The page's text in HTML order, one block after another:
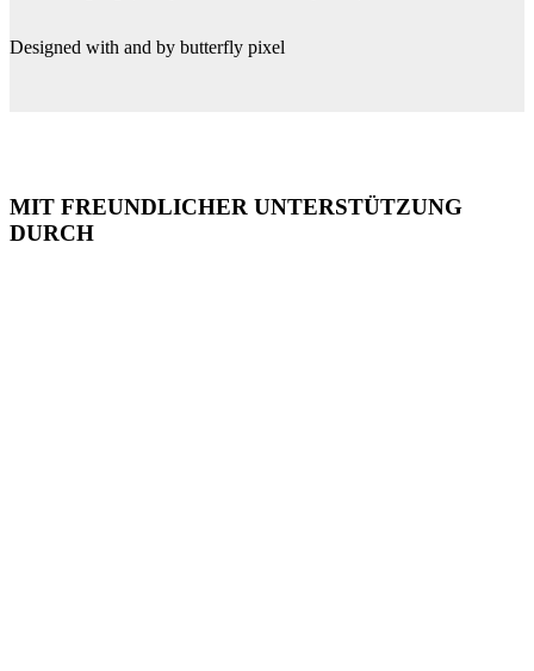
Designed with and by butterfly pixel
MIT FREUNDLICHER UNTERSTÜTZUNG
DURCH